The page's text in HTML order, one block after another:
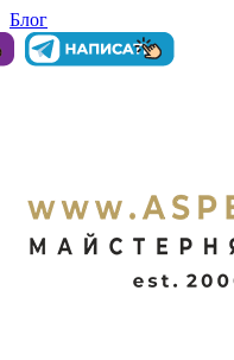
Блог